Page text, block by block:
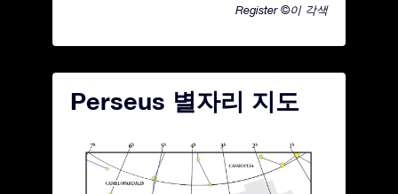
Register ©이 각색
Perseus 별자리 지도